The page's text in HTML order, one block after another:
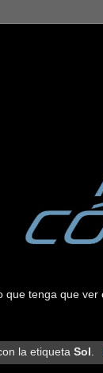
que tenga que
la etiquetaSol.